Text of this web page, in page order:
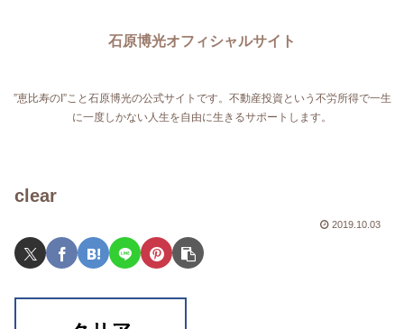
石原博光オフィシャルサイト
”恵比寿のI”こと石原博光の公式サイトです。不動産投資という不労所得で一生
に一度しかない人生を自由に生きるサポートします。
clear
2019.10.03